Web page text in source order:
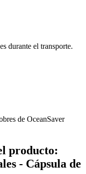
durante el transporte.
de OceanSaver
producto:
- Cápsula de